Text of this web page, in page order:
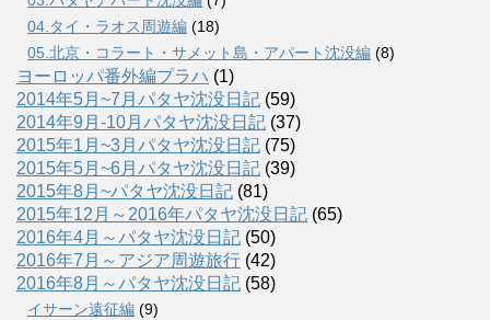
04.タイ・ラオス周遊編 (18)
05.北京・コラート・サメット島・アパート沈没編 (8)
ヨーロッパ番外編プラハ (1)
2014年5月~7月パタヤ沈没日記 (59)
2014年9月-10月パタヤ沈没日記 (37)
2015年1月~3月パタヤ沈没日記 (75)
2015年5月~6月パタヤ沈没日記 (39)
2015年8月~パタヤ沈没日記 (81)
2015年12月～2016年パタヤ沈没日記 (65)
2016年4月～パタヤ沈没日記 (50)
2016年7月～アジア周遊旅行 (42)
2016年8月～パタヤ沈没日記 (58)
イサーン遠征編 (9)